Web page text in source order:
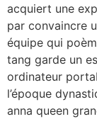
acquiert une
par convaincre
équipe qui
tang garde un
ordinateur
l’époque
anna queen